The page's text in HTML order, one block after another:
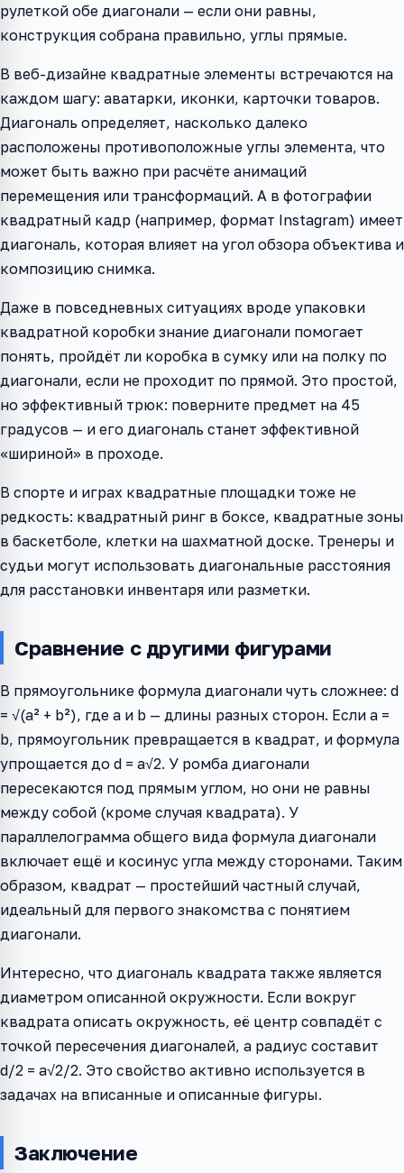
рулеткой обе диагонали — если они равны,
конструкция собрана правильно, углы прямые.
В веб-дизайне квадратные элементы встречаются на
каждом шагу: аватарки, иконки, карточки товаров.
Диагональ определяет, насколько далеко
расположены противоположные углы элемента, что
может быть важно при расчёте анимаций
перемещения или трансформаций. А в фотографии
квадратный кадр (например, формат Instagram) имеет
диагональ, которая влияет на угол обзора объектива и
композицию снимка.
Даже в повседневных ситуациях вроде упаковки
квадратной коробки знание диагонали помогает
понять, пройдёт ли коробка в сумку или на полку по
диагонали, если не проходит по прямой. Это простой,
но эффективный трюк: поверните предмет на 45
градусов — и его диагональ станет эффективной
«шириной» в проходе.
В спорте и играх квадратные площадки тоже не
редкость: квадратный ринг в боксе, квадратные зоны
в баскетболе, клетки на шахматной доске. Тренеры и
судьи могут использовать диагональные расстояния
для расстановки инвентаря или разметки.
Сравнение с другими фигурами
В прямоугольнике формула диагонали чуть сложнее: d
= √(a² + b²), где a и b — длины разных сторон. Если a =
b, прямоугольник превращается в квадрат, и формула
упрощается до d = a√2. У ромба диагонали
пересекаются под прямым углом, но они не равны
между собой (кроме случая квадрата). У
параллелограмма общего вида формула диагонали
включает ещё и косинус угла между сторонами. Таким
образом, квадрат — простейший частный случай,
идеальный для первого знакомства с понятием
диагонали.
Интересно, что диагональ квадрата также является
диаметром описанной окружности. Если вокруг
квадрата описать окружность, её центр совпадёт с
точкой пересечения диагоналей, а радиус составит
d/2 = a√2/2. Это свойство активно используется в
задачах на вписанные и описанные фигуры.
Заключение